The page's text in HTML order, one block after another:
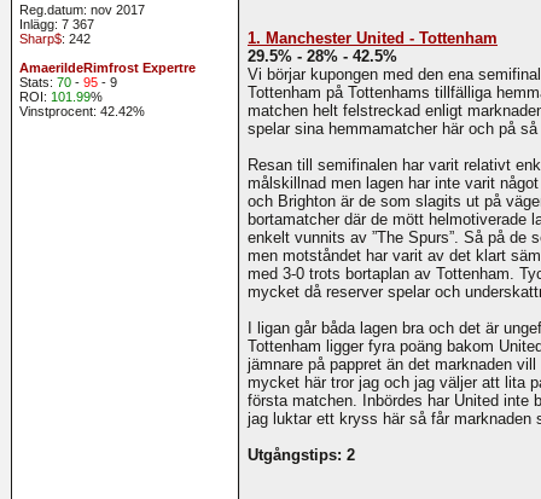
Reg.datum: nov 2017
Inlägg: 7 367
Sharp$: 242
AmaerildeRimfrost Expertre
Stats: 70 - 95 - 9
ROI: 101.99%
Vinstprocent: 42.42%
1. Manchester United - Tottenham
29.5% - 28% - 42.5%
Vi börjar kupongen med den ena
Tottenham på Tottenhams tillfälliga
matchen helt felstreckad enligt
spelar sina hemmamatcher här och på
Resan till semifinalen har varit relativt
målskillnad men lagen har inte varit
och Brighton är de som slagits ut på
bortamatcher där de mött
enkelt vunnits av ”The Spurs”. Så på de
men motståndet har varit av det klart
med 3-0 trots bortaplan av Tottenham.
mycket då reserver spelar och
I ligan går båda lagen bra och det är
Tottenham ligger fyra poäng bakom
jämnare på pappret än det marknaden
mycket här tror jag och jag väljer att lita
första matchen. Inbördes har United inte
jag luktar ett kryss här så får marknaden
Utgångstips: 2